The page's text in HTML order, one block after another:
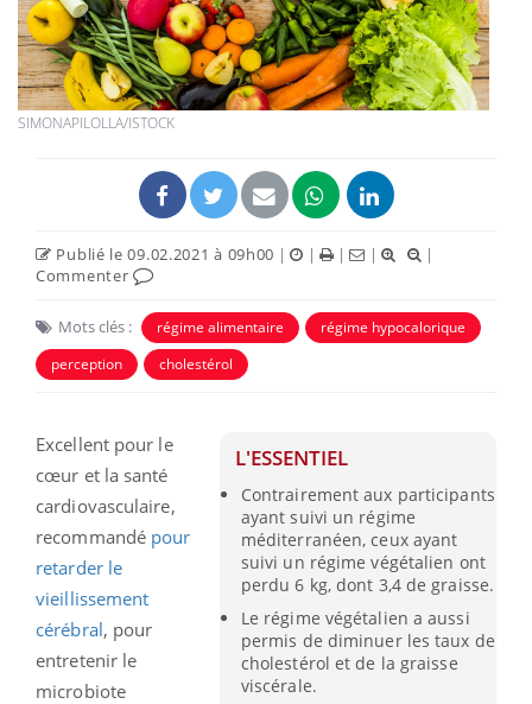
SIMONAPILOLLA/ISTOCK
Publié le 09.02.2021 à 09h00 | | | |
|
Commenter
Mots clés : régime alimentaire
régime hypocalorique
perception
cholestérol
L'ESSENTIEL
Contrairement aux participants
ayant suivi un régime
méditerranéen, ceux ayant
suivi un régime végétalien ont
perdu 6 kg, dont 3,4 de graisse.
Le régime végétalien a aussi
permis de diminuer les taux de
cholestérol et de la graisse
viscérale.
Excellent pour le
cœur et la santé
cardiovasculaire,
recommandé pour
retarder le
vieillissement
cérébral, pour
entretenir le
microbiote